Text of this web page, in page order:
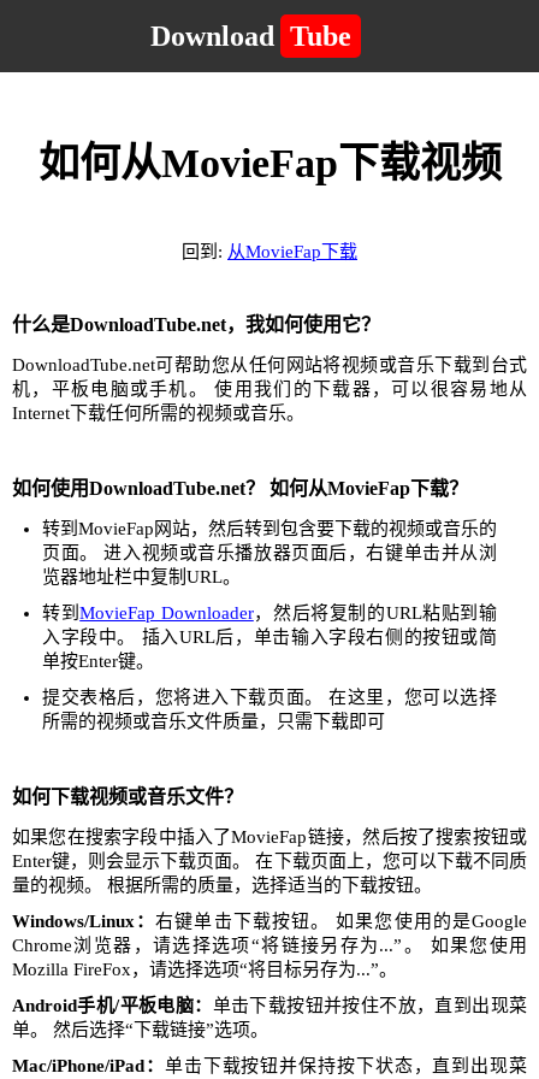
Download Tube
如何从MovieFap下载视频
回到: 从MovieFap下载
什么是DownloadTube.net，我如何使用它？
DownloadTube.net可帮助您从任何网站将视频或音乐下载到台式
机，平板电脑或手机。 使用我们的下载器，可以很容易地从
Internet下载任何所需的视频或音乐。
如何使用DownloadTube.net？ 如何从MovieFap下载？
转到MovieFap网站，然后转到包含要下载的视频或音乐的
页面。 进入视频或音乐播放器页面后，右键单击并从浏
览器地址栏中复制URL。
转到MovieFap Downloader，然后将复制的URL粘贴到输
入字段中。 插入URL后，单击输入字段右侧的按钮或简
单按Enter键。
提交表格后，您将进入下载页面。 在这里，您可以选择
所需的视频或音乐文件质量，只需下载即可
如何下载视频或音乐文件？
如果您在搜索字段中插入了MovieFap链接，然后按了搜索按钮或
Enter键，则会显示下载页面。 在下载页面上，您可以下载不同质
量的视频。 根据所需的质量，选择适当的下载按钮。
Windows/Linux：右键单击下载按钮。 如果您使用的是Google
Chrome浏览器，请选择选项“将链接另存为...”。 如果您使用
Mozilla FireFox，请选择选项“将目标另存为...”。
Android手机/平板电脑： 单击下载按钮并按住不放，直到出现菜
单。 然后选择“下载链接”选项。
Mac/iPhone/iPad： 单击下载按钮并保持按下状态，直到出现菜